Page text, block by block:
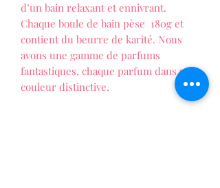
d’un bain relaxant et ennivrant.
Chaque boule de bain pèse 180g et
contient du beurre de karité. Nous
avons une gamme de parfums
fantastiques, chaque parfum dans une
couleur distinctive.